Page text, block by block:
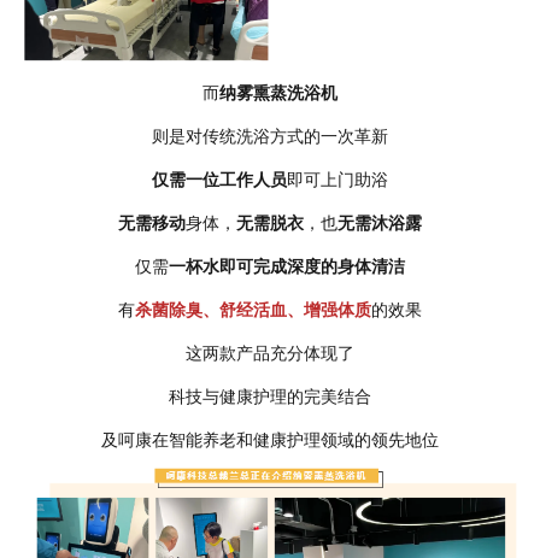
而纳雾熏蒸洗浴机
则是对传统洗浴方式的一次革新
仅需一位工作人员即可上门助浴
无需移动身体， 无需脱衣 ，也无需沐浴露
仅需一杯水即可完成深度的身体清洁
有杀菌除臭、舒经活血、增强体质的效果
这两款产品充分体现了
科技与健康护理的完美结合
及呵康在智能养老和健康护理领域的领先地位